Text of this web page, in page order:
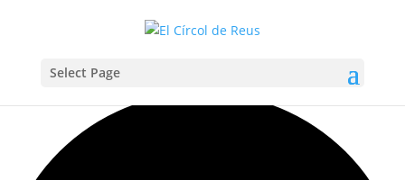
Select Page
Carregant la vista